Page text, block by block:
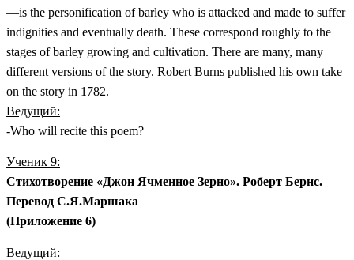
—is the personification of barley who is attacked and made to suffer
indignities and eventually death. These correspond roughly to the
stages of barley growing and cultivation. There are many, many
different versions of the story. Robert Burns published his own take
on the story in 1782.
Ведущий:
-Who will recite this poem?
Ученик 9:
Стихотворение «Джон Ячменное Зерно». Роберт Бернс.
Перевод С.Я.Маршака
(Приложение 6)
Ведущий: